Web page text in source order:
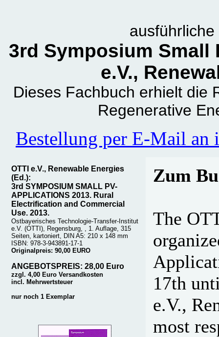
3rd Symposium Small
e.V.,
Dieses Fachbuch erhielt die
Regenerative
Bestellung per E-Mail an
OTTI e.V., Renewable Energies
(Ed.):
3rd SYMPOSIUM SMALL PV-
APPLICATIONS 2013. Rural
Electrification and Commercial
Use. 2013.
Ostbayerisches Technologie-Transfer-Institut
e.V. (OTTI), Regensburg, , 1. Auflage, 315
Seiten, kartoniert, DIN A5: 210 x 148 mm
ISBN: 978-3-943891-17-1
Originalpreis: 90,00 EURO
ANGEBOTSPREIS: 28,00 Euro
zzgl. 4,00 Euro Versandkosten
incl. Mehrwertsteuer
nur noch 1 Exemplar
Zum
The
17th
e.V.,
most